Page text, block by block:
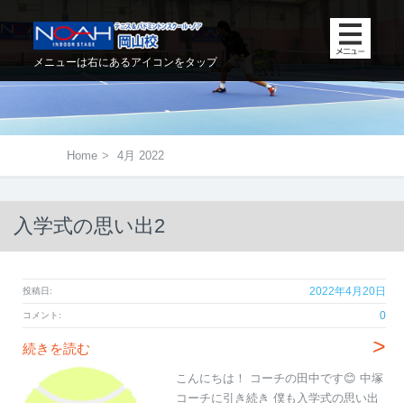
メニューは右にあるアイコンをタップ
Home > 4月 2022
入学式の思い出2
投稿日: 2022年4月20日
コメント: 0
続きを読む >
こんにちは！ コーチの田中です😊 中塚
コーチに引き続き 僕も入学式の思い出